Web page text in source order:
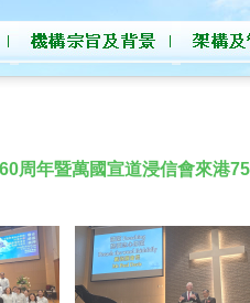
周年暨萬國宣道浸信會來港